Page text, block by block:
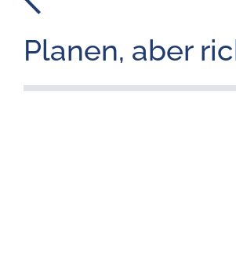
Planen, aber